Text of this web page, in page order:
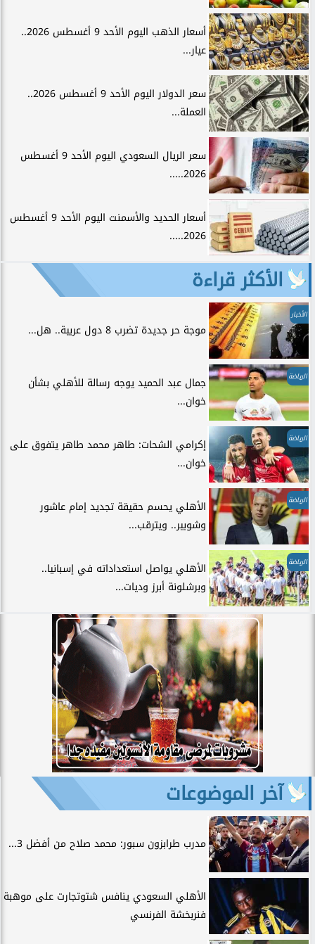
أسعار الذهب اليوم الأحد 9 أغسطس 2026..
عيار...
سعر الدولار اليوم الأحد 9 أغسطس 2026..
العملة...
سعر الريال السعودي اليوم الأحد 9 أغسطس
2026.....
أسعار الحديد والأسمنت اليوم الأحد 9 أغسطس
2026.....
الأكثر قراءة
الأخبار
موجة حر جديدة تضرب 8 دول عربية.. هل...
الرياضة
جمال عبد الحميد يوجه رسالة للأهلي بشأن
خوان...
الرياضة
إكرامي الشحات: طاهر محمد طاهر يتفوق على
خوان...
الرياضة
الأهلي يحسم حقيقة تجديد إمام عاشور
وشوبير.. ويترقب...
الرياضة
الأهلي يواصل استعداداته في إسبانيا..
وبرشلونة أبرز وديات...
آخر الموضوعات
مدرب طرابزون سبور: محمد صلاح من أفضل 3...
الأهلي السعودي ينافس شتوتجارت على موهبة
فنربخشة الفرنسي